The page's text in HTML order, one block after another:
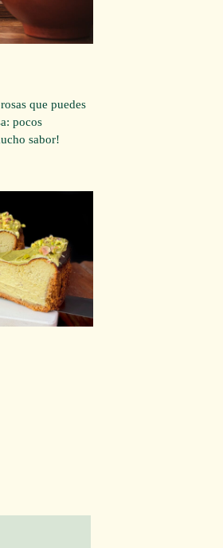
que puedes
pocos
sabor!